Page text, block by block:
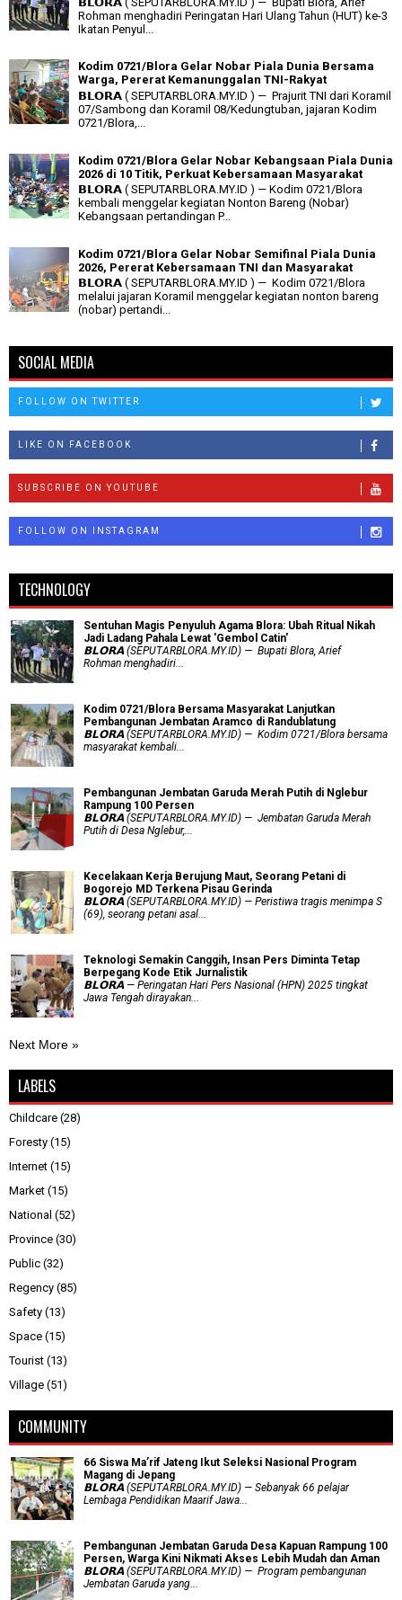
Rohman menghadiri Peringatan Hari Ulang Tahun (HUT) ke-3
Ikatan Penyul...
Kodim 0721/Blora Gelar Nobar Piala Dunia Bersama
Warga, Pererat Kemanunggalan TNI-Rakyat
𝗕𝗟𝗢𝗥𝗔 ( SEPUTARBLORA.MY.ID ) — Prajurit TNI dari Koramil
07/Sambong dan Koramil 08/Kedungtuban, jajaran Kodim
0721/Blora,...
Kodim 0721/Blora Gelar Nobar Kebangsaan Piala Dunia
2026 di 10 Titik, Perkuat Kebersamaan Masyarakat
𝗕𝗟𝗢𝗥𝗔 ( SEPUTARBLORA.MY.ID ) — Kodim 0721/Blora
kembali menggelar kegiatan Nonton Bareng (Nobar)
Kebangsaan pertandingan P...
Kodim 0721/Blora Gelar Nobar Semifinal Piala Dunia
2026, Pererat Kebersamaan TNI dan Masyarakat
𝗕𝗟𝗢𝗥𝗔 ( SEPUTARBLORA.MY.ID ) — Kodim 0721/Blora
melalui jajaran Koramil menggelar kegiatan nonton bareng
(nobar) pertandi...
SOCIAL MEDIA
FOLLOW ON TWITTER
LIKE ON FACEBOOK
SUBSCRIBE ON YOUTUBE
FOLLOW ON INSTAGRAM
TECHNOLOGY
Sentuhan Magis Penyuluh Agama Blora: Ubah Ritual Nikah
Jadi Ladang Pahala Lewat 'Gembol Catin'
𝗕𝗟𝗢𝗥𝗔 (SEPUTARBLORA.MY.ID) — Bupati Blora, Arief
Rohman menghadiri...
Kodim 0721/Blora Bersama Masyarakat Lanjutkan
Pembangunan Jembatan Aramco di Randublatung
𝗕𝗟𝗢𝗥𝗔 (SEPUTARBLORA.MY.ID) — Kodim 0721/Blora bersama
masyarakat kembali...
Pembangunan Jembatan Garuda Merah Putih di Nglebur
Rampung 100 Persen
𝗕𝗟𝗢𝗥𝗔 (SEPUTARBLORA.MY.ID) — Jembatan Garuda Merah
Putih di Desa Nglebur,...
Kecelakaan Kerja Berujung Maut, Seorang Petani di
Bogorejo MD Terkena Pisau Gerinda
𝗕𝗟𝗢𝗥𝗔 (SEPUTARBLORA.MY.ID) — Peristiwa tragis menimpa S
(69), seorang petani asal...
Teknologi Semakin Canggih, Insan Pers Diminta Tetap
Berpegang Kode Etik Jurnalistik
𝗕𝗟𝗢𝗥𝗔 — Peringatan Hari Pers Nasional (HPN) 2025 tingkat
Jawa Tengah dirayakan...
Next More »
LABELS
Childcare (28)
Foresty (15)
Internet (15)
Market (15)
National (52)
Province (30)
Public (32)
Regency (85)
Safety (13)
Space (15)
Tourist (13)
Village (51)
COMMUNITY
66 Siswa Ma’rif Jateng Ikut Seleksi Nasional Program
Magang di Jepang
𝗕𝗟𝗢𝗥𝗔 (SEPUTARBLORA.MY.ID) — Sebanyak 66 pelajar
Lembaga Pendidikan Maarif Jawa...
Pembangunan Jembatan Garuda Desa Kapuan Rampung 100
Persen, Warga Kini Nikmati Akses Lebih Mudah dan Aman
𝗕𝗟𝗢𝗥𝗔 (SEPUTARBLORA.MY.ID) — Program pembangunan
Jembatan Garuda yang...